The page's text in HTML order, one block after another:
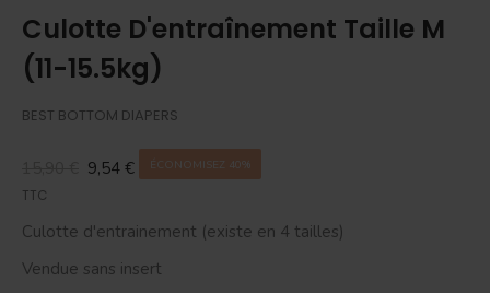
Culotte D'entraînement Taille M
(11-15.5kg)
BEST BOTTOM DIAPERS
9,54 € ÉCONOMISEZ 40%
TTC
Culotte d'entrainement (existe en 4 tailles)
Vendue sans insert